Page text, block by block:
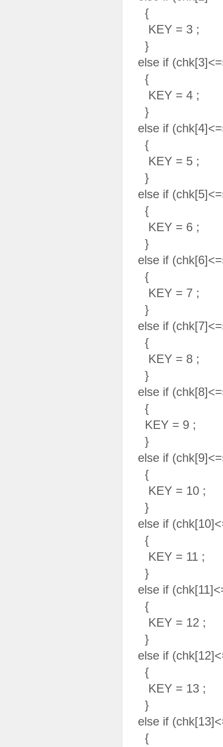
{
KEY = 3
}
else if
{
KEY = 4
}
else if
{
KEY = 5 ;
}
else if
{
KEY = 6 ;
}
else if
{
KEY = 7 ;
}
else if
{
KEY = 8 ;
}
else if
{
KEY = 9 ;
}
else if
{
KEY = 10 ;
}
else if
{
KEY = 11 ;
}
else if
{
KEY = 12 ;
}
else if
{
KEY = 13 ;
}
else if
{